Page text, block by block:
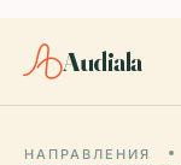
Audiala
НАПРАВЛЕНИЯ